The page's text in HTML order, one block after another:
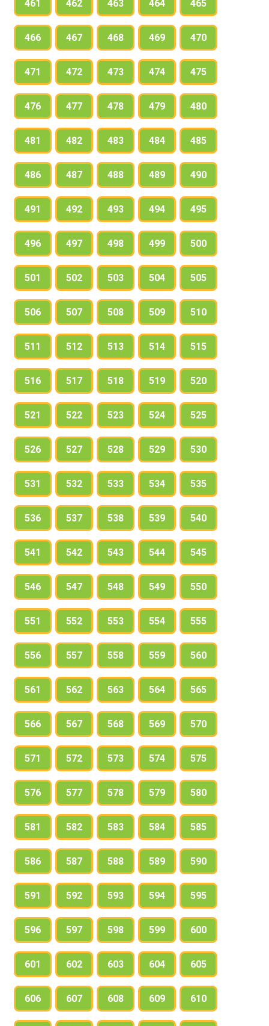
461 462 463 464 465
466 467 468 469 470
471 472 473 474 475
476 477 478 479 480
481 482 483 484 485
486 487 488 489 490
491 492 493 494 495
496 497 498 499 500
501 502 503 504 505
506 507 508 509 510
511 512 513 514 515
516 517 518 519 520
521 522 523 524 525
526 527 528 529 530
531 532 533 534 535
536 537 538 539 540
541 542 543 544 545
546 547 548 549 550
551 552 553 554 555
556 557 558 559 560
561 562 563 564 565
566 567 568 569 570
571 572 573 574 575
576 577 578 579 580
581 582 583 584 585
586 587 588 589 590
591 592 593 594 595
596 597 598 599 600
601 602 603 604 605
606 607 608 609 610